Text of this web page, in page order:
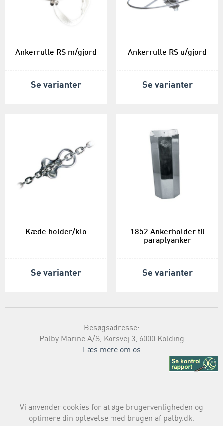
Ankerrulle RS m/gjord
Se varianter
Ankerrulle RS u/gjord
Se varianter
Kæde holder/klo
Se varianter
1852 Ankerholder til
paraplyanker
Se varianter
Besøgsadresse:
Palby Marine A/S, Korsvej 3, 6000 Kolding
Læs mere om os
Vi anvender cookies for at øge brugervenligheden og
optimere din oplevelse med brugen af palby.dk.